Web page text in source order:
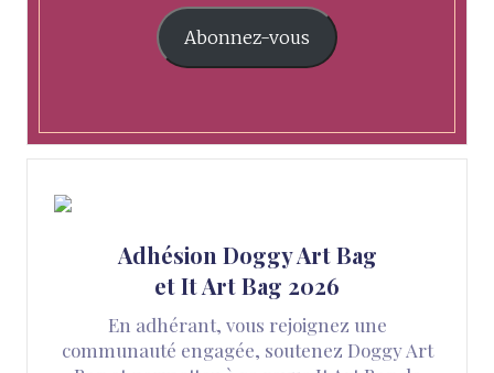
Abonnez-vous
Adhésion Doggy Art Bag
et It Art Bag 2026
En adhérant, vous rejoignez une
communauté engagée, soutenez Doggy Art